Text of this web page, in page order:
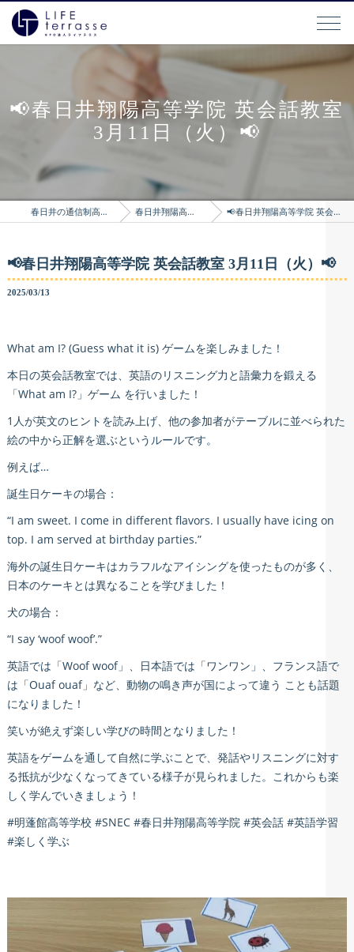
📢春日井翔陽高等学院 英会話教室
3月11日（火）📢
春日井の通信制高校はLIFEterrasse 春日井翔陽高等学院のブログ 📢春日井翔陽高等学院 英会話教室 3月11日（火）📢
📢春日井翔陽高等学院 英会話教室 3月11日（火）📢
2025/03/13
What am I? (Guess what it is) ゲームを楽しみました！
本日の英会話教室では、英語のリスニング力と語彙力を鍛える
「What am I?」ゲーム を行いました！
1人が英文のヒントを読み上げ、他の参加者がテーブルに並べられた
絵の中から正解を選ぶというルールです。
例えば…
誕生日ケーキの場合：
“I am sweet. I come in different flavors. I usually have icing on
top. I am served at birthday parties.”
海外の誕生日ケーキはカラフルなアイシングを使ったものが多く、
日本のケーキとは異なることを学びました！
犬の場合：
“I say ‘woof woof’.”
英語では「Woof woof」、日本語では「ワンワン」、フランス語で
は「Ouaf ouaf」など、動物の鳴き声が国によって違う ことも話題
になりました！
笑いが絶えず楽しい学びの時間となりました！
英語をゲームを通して自然に学ぶことで、発話やリスニングに対す
る抵抗が少なくなってきている様子が見られました。これからも楽
しく学んでいきましょう！
#明蓬館高等学校 #SNEC #春日井翔陽高等学院 #英会話 #英語学習
#楽しく学ぶ